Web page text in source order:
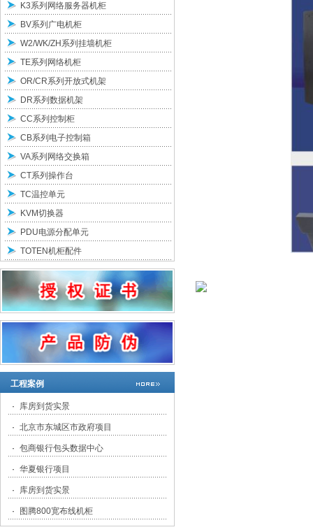
K3系列网络服务器机柜
BV系列广电机柜
W2/WK/ZH系列挂墙机柜
TE系列网络机柜
OR/CR系列开放式机架
DR系列数据机架
CC系列控制柜
CB系列电子控制箱
VA系列网络交换箱
CT系列操作台
TC温控单元
KVM切换器
PDU电源分配单元
TOTEN机柜配件
工程案例
· 库房到货实景
· 北京市东城区市政府项目
· 包商银行包头数据中心
· 华夏银行项目
· 库房到货实景
· 图腾800宽布线机柜